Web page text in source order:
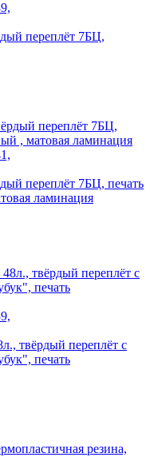
переплёт 7БЦ,
переплёт 7БЦ, печать
ламинация
твёрдый переплёт с
печать